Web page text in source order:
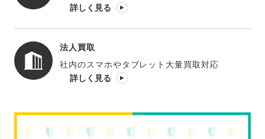
詳しく見る
法人買取
社内のスマホやタブレット大量買取対応
詳しく見る